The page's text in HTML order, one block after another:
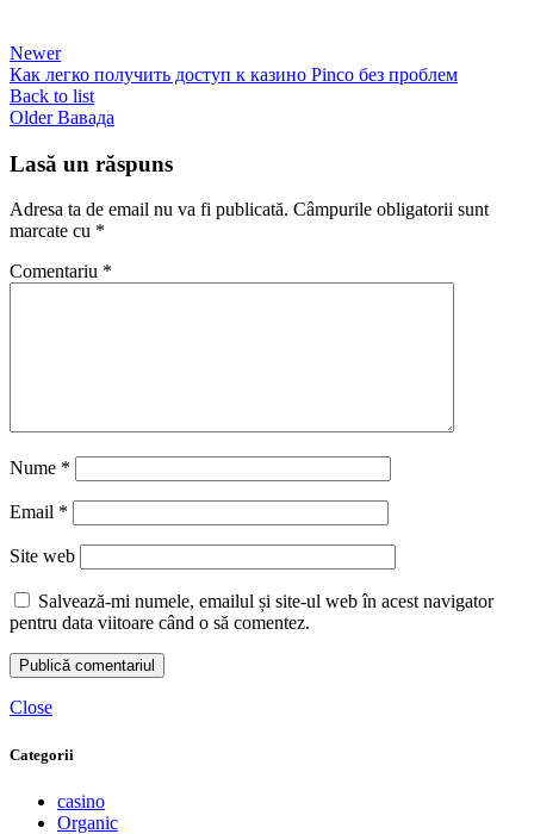
Newer
Как легко получить доступ к казино Pinco без проблем
Back to list
Older Вавада
Lasă un răspuns
Adresa ta de email nu va fi publicată. Câmpurile obligatorii sunt
marcate cu *
Comentariu *
Nume *
Email *
Site web
Salvează-mi numele, emailul și site-ul web în acest navigator
pentru data viitoare când o să comentez.
Close
Categorii
casino
Organic